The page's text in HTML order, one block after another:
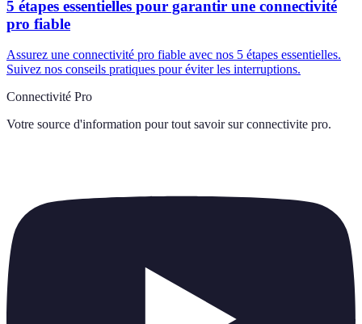
5 étapes essentielles pour garantir une connectivité
pro fiable
Assurez une connectivité pro fiable avec nos 5 étapes essentielles.
Suivez nos conseils pratiques pour éviter les interruptions.
Connectivité Pro
Votre source d'information pour tout savoir sur connectivite pro.